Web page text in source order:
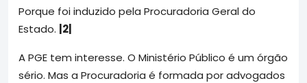
Porque foi induzido pela Procuradoria Geral do
Estado. |2|
A PGE tem interesse. O Ministério Público é um órgão
sério. Mas a Procuradoria é formada por advogados